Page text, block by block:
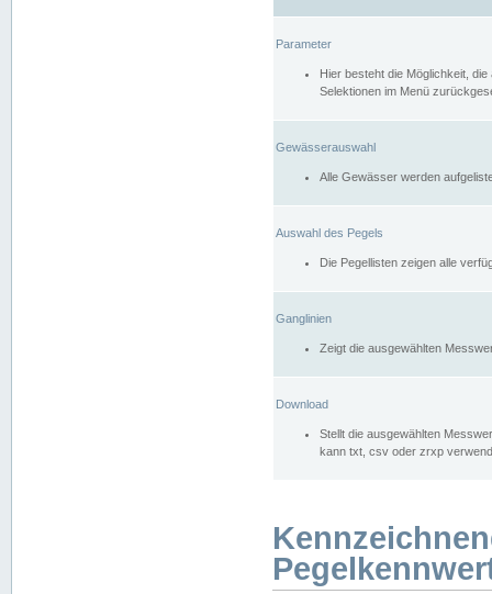
Parameter
Hier besteht die Möglichkeit,
Selektionen im Menü
Gewässerauswahl
Alle Gewässer werden
Auswahl des Pegels
Die Pegellisten zeigen alle
Ganglinien
Zeigt die ausgewählten
Download
Stellt die ausgewählten
kann txt, csv oder zrxp